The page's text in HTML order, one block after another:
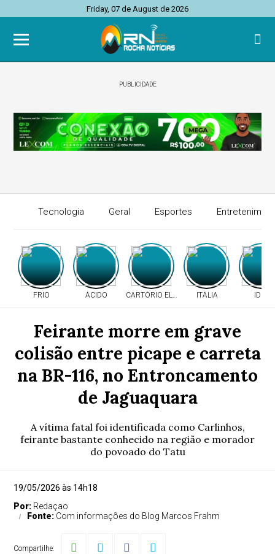
Friday, 07 de August de 2026
PUBLICIDADE
Tecnologia Geral Esportes
FRIO ÁCIDO CARTÓRIO ELEITORALITÁLIA IDEB
Feirante morre em grave
colisão entre picape e carreta
na BR-116, no Entroncamento
de Jaguaquara
A vítima fatal foi identificada como Carlinhos,
feirante bastante conhecido na região e morador
do povoado do Tatu
19/05/2026 às 14h18
Por: Redaçao
Fonte: Com informações do Blog Marcos Frahm
Compartilhe: